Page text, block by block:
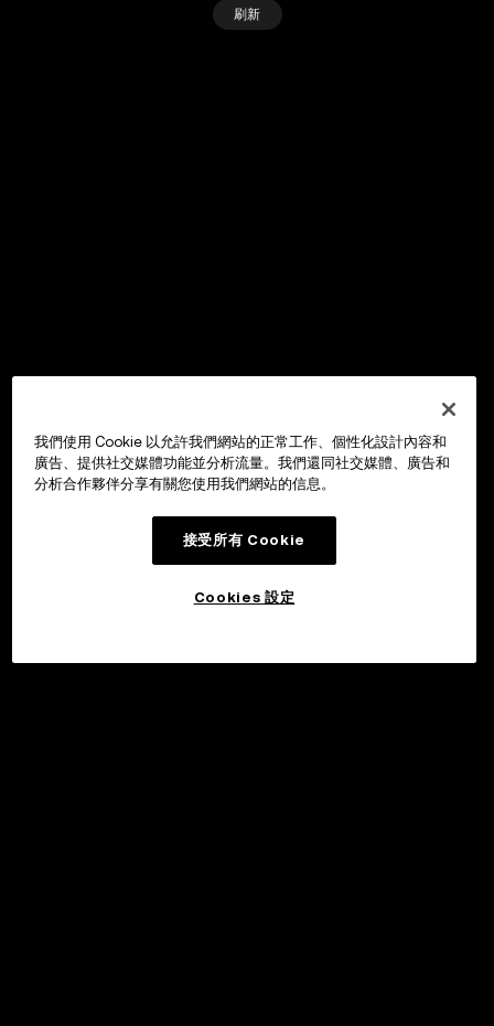
刷新
我們使用 Cookie 以允許我們網站的正常工作、個性化設計內容和
廣告、提供社交媒體功能並分析流量。我們還同社交媒體、廣告和
分析合作夥伴分享有關您使用我們網站的信息。
接受所有 Cookie
Cookies 設定